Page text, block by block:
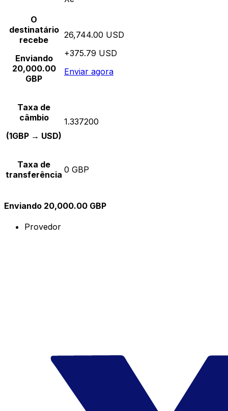
O
destinatário
recebe
Enviando
20,000.00
GBP
26,744.00 USD
+375.79 USD
Enviar agora
Taxa de
câmbio
(1GBP → USD)
1.337200
Taxa de
transferência 0 GBP
Enviando 20,000.00 GBP
Provedor